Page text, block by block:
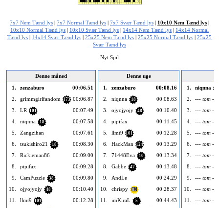
7x7 Nem Tænd lys 7x7 Normal Tænd lys 7x7 Svær Tænd lys 10x10 Nem Tænd lys
10x10 Normal Tænd lys
10x10 Svær Tænd lys 14x14 Nem Tænd lys
14x14 Normal
Tænd lys
14x14 Svær Tænd lys 25x25 Nem Tænd lys 25x25 Normal Tænd lys
25x25
Svær Tænd lys
Nyt Spil
Denne måned
1.
zenzaburo
00:06.51
2.
grimmgirlfandom 173 00:06.87
3.
LR 101
00:07.49
4.
niqnna 18
00:07.58
5.
Zangzihan
00:07.61
6.
tsukishiro21 18
00:08.30
7.
Rickieman86
00:09.00
8.
pipifax
00:09.28
9.
CamPuzzle 38
00:09.80
10.
ojyojyojy 48
00:10.40
11.
llmt9 101
00:12.28
Denne uge
1.
zenzaburo
00:08.16
2.
niqnna 18
00:08.63
3.
ojyojyojy 48
00:10.40
4.
pipifax
00:11.45
5.
llmt9 101
00:12.28
6.
HackMan 124
00:13.29
7.
71448Eva 10
00:13.34
8.
Gabbe 47
00:13.48
9.
AndLe
00:24.29
10.
chrispy 83
00:28.37
11.
imKiraL 5
00:44.43
1.
niqnna
2.
--- tom ---
3.
--- tom ---
4.
--- tom ---
5.
--- tom ---
6.
--- tom ---
7.
--- tom ---
8.
--- tom ---
9.
--- tom ---
10.
--- tom ---
11.
--- tom ---